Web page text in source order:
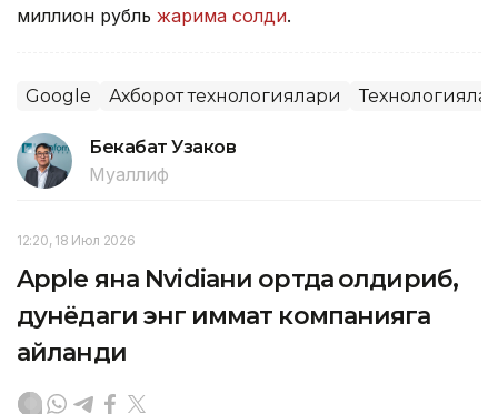
миллион рубль жарима солди.
Google Ахборот технологиялари
Бекабат Узаков
Муаллиф
12:20, 18 Июл 2026
Apple яна Nvidiaни ортда қолдириб,
дунёдаги энг қиммат компанияга
айланди